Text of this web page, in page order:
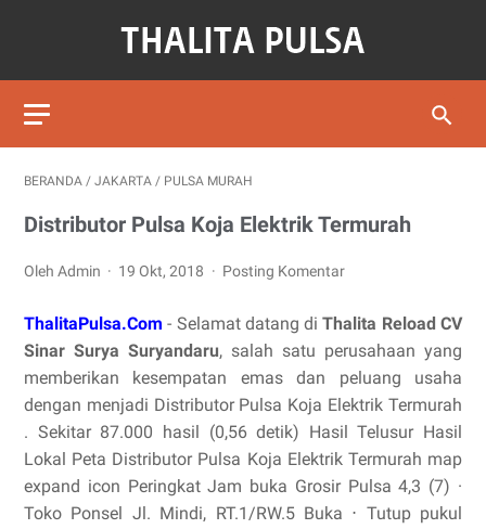
BERANDA / JAKARTA / PULSA MURAH
Distributor Pulsa Koja Elektrik Termurah
Oleh Admin 19 Okt, 2018 Posting Komentar
ThalitaPulsa.Com - Selamat datang diThalita Reload CV
Sinar Surya Suryandaru, salah satu perusahaan yang
memberikan kesempatan emas dan peluang usaha
dengan menjadi Distributor Pulsa Koja Elektrik Termurah
. Sekitar 87.000 hasil (0,56 detik) Hasil Telusur Hasil
Lokal Peta Distributor Pulsa Koja Elektrik Termurah map
expand icon Peringkat Jam buka Grosir Pulsa 4,3 (7) ·
Toko Ponsel Jl. Mindi, RT.1/RW.5 Buka ⋅ Tutup pukul